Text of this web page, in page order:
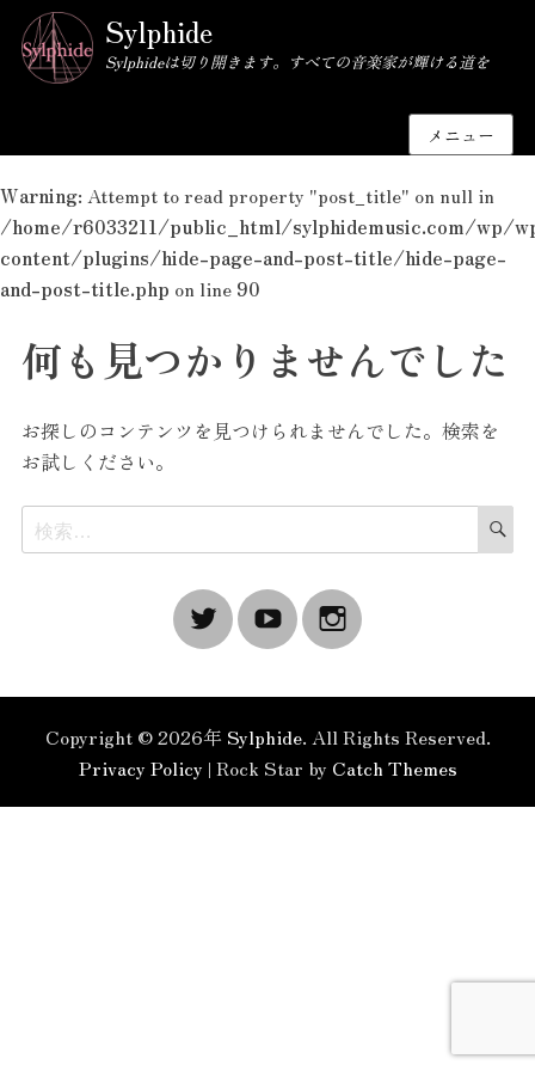
Warning: Attempt to read property "post_title" on null in
/home/r6033211/public_html/sylphidemusic.com/wp/
content/plugins/hide-page-and-post-title/hide-page-
and-post-title.php on line 90
Sylphide
Sylphideは切り開きます。すべての音楽家が輝ける道を
メニュー
何も見つかりませんでした
お探しのコンテンツを見つけられませんでした。検索を
お試しください。
検
索:
Copyright © 2026年 Sylphide. All Rights Reserved.
Privacy Policy | Rock Star by Catch Themes